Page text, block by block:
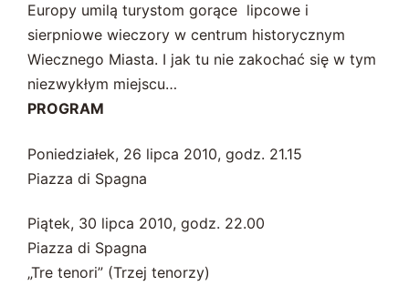
Europy umilą turystom gorące lipcowe i
sierpniowe wieczory w centrum historycznym
Wiecznego Miasta. I jak tu nie zakochać się w tym
niezwykłym miejscu…
PROGRAM
Poniedziałek, 26 lipca 2010, godz. 21.15
Piazza di Spagna
Piątek, 30 lipca 2010, godz. 22.00
Piazza di Spagna
„Tre tenori” (Trzej tenorzy)